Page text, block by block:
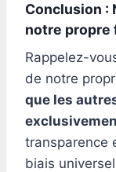
Conclusion :
notre propre
Rappelez-
de notre
que les
transparence
biais